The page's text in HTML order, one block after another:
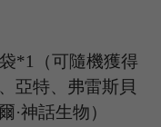
*1
（可隨機獲得
亞特、弗雷斯貝
·神話生物）